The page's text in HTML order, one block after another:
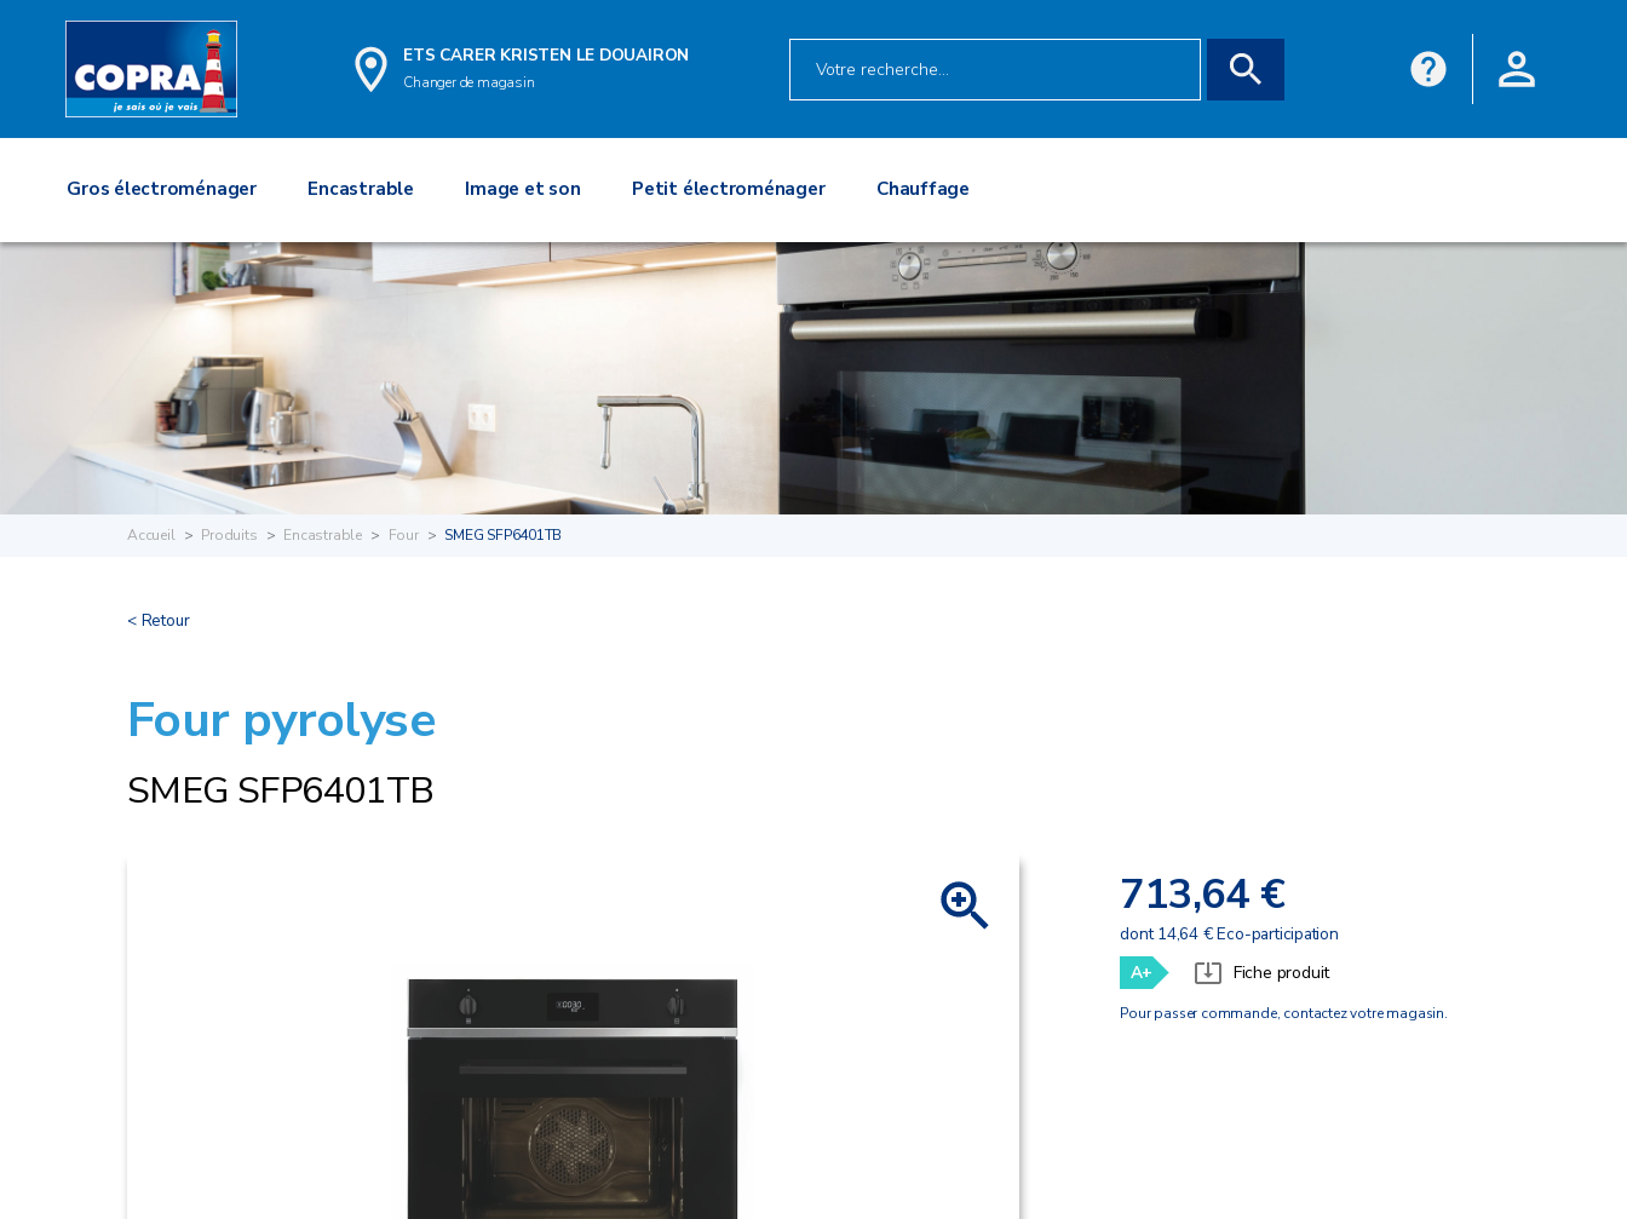
ETS CARER KRISTEN LE DOUAIRON
Changer de magasin
Gros électroménager Encastrable Image et son Petit électroménager Chauffage
Accueil Produits Encastrable Four SMEG SFP6401TB
< Retour
Four pyrolyse
SMEG SFP6401TB
713,64 €
dont 14,64 € Eco-participation
A+
Fiche produit
Pour passer commande, contactez votre magasin.